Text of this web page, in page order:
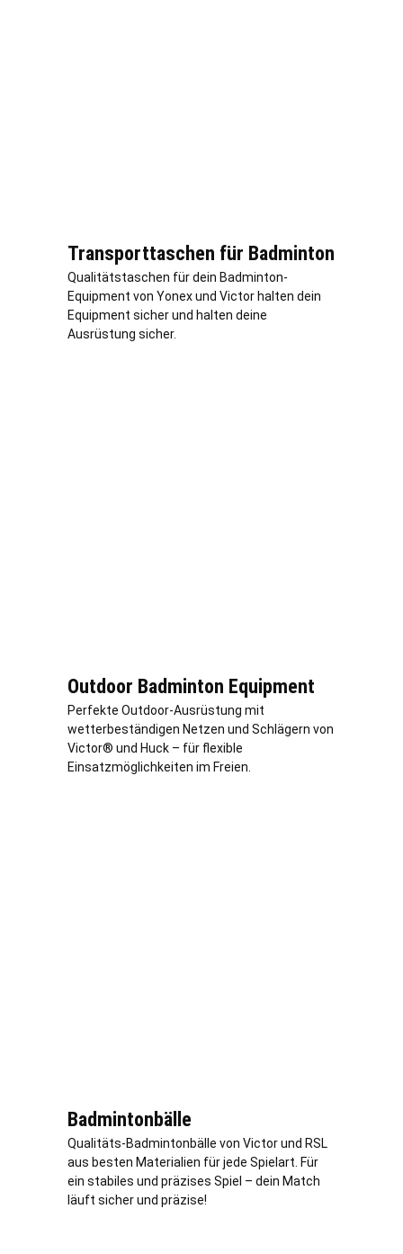
Transporttaschen für Badminton
Qualitätstaschen für dein Badminton-
Equipment von Yonex und Victor halten dein
Equipment sicher und halten deine
Ausrüstung sicher.
Outdoor Badminton Equipment
Perfekte Outdoor-Ausrüstung mit
wetterbeständigen Netzen und Schlägern von
Victor® und Huck – für flexible
Einsatzmöglichkeiten im Freien.
Badmintonbälle
Qualitäts-Badmintonbälle von Victor und RSL
aus besten Materialien für jede Spielart. Für
ein stabiles und präzises Spiel – dein Match
läuft sicher und präzise!